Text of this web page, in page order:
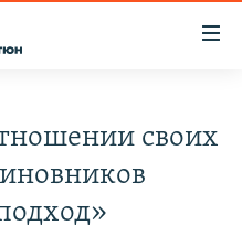
своих